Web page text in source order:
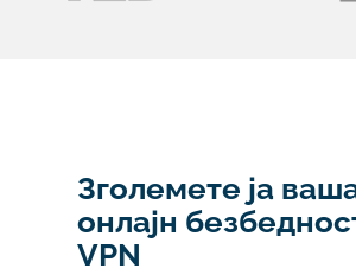
Зголемете ја
онлајн
VPN